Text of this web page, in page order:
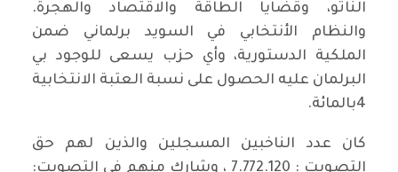
الناتو، وقضايا الطاقة والاقتصاد والهجرة.
والنظام الأنتخابي في السويد برلماني ضمن
الملكية الدستورية، وأي حزب يسعى للوجود بي
البرلمان عليه الحصول على نسبة العتبة الانتخابية
4بالمائة.
كان عدد الناخبين المسجلين والذين لهم حق
التصويت : 7.772.120 ، وشارك منهم في التصويت: